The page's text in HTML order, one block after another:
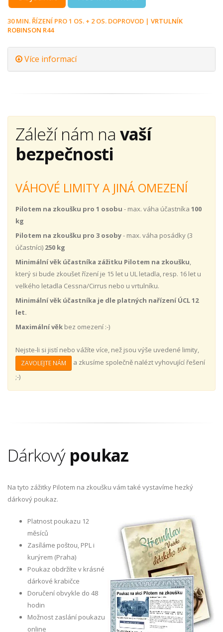
30 MIN. ŘÍZENÍ PRO 1 OS. + 2 OS. DOPROVOD | VRTULNÍK
ROBINSON R44
Více informací
Záleží nám na vaší
bezpečnosti
VÁHOVÉ LIMITY A JINÁ OMEZENÍ
Pilotem na zkoušku pro 1 osobu - max. váha účastníka 100
kg
Pilotem na zkoušku pro 3 osoby- max. váha posádky (3
účastníci) 250 kg
Minimální věk účastníka zážitku Pilotem na zkoušku,
který si bude zkoušet řízení je 15 let u UL letadla, resp. 16 let u
velkého letadla Cessna/Cirrus nebo u vrtulníku.
Minimální věk účastníka je dle platných nařízení ÚCL 12
let.
Maximální věk bez omezení :-)
Nejste-li si jistí nebo vážíte více, než jsou výše uvedené limity,
ZAVOLEJTE NÁM
a zkusíme společně nalézt vyhovující řešení
;-)
Dárkový poukaz
Na tyto zážitky Pilotem na zkoušku vám také vystavíme hezký
dárkový poukaz.
Platnost poukazu 12
měsíců
Zasíláme poštou, PPL i
kurýrem (Praha)
Poukaz obdržíte v krásné
dárkové krabičce
Doručení obvykle do 48
hodin
Možnost zaslání poukazu
online